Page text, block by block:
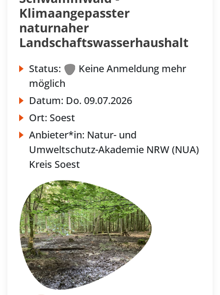
Klimaangepasster
naturnaher
Landschaftswasserhaushalt
Status:
Keine Anmeldung mehr
möglich
Datum: Do. 09.07.2026
Ort: Soest
Anbieter*in: Natur- und
Umweltschutz-Akademie NRW (NUA)
Kreis Soest